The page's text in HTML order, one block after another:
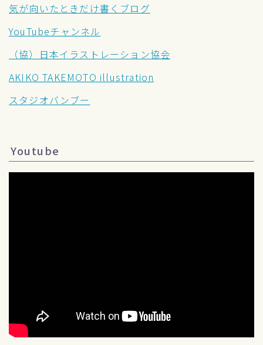
気が向いたときだけ書くブログ
YouTubeチャンネル
（協）日本イラストレーション協会
AKIKO TAKEMOTO illustration
スタジオバンブー
Youtube